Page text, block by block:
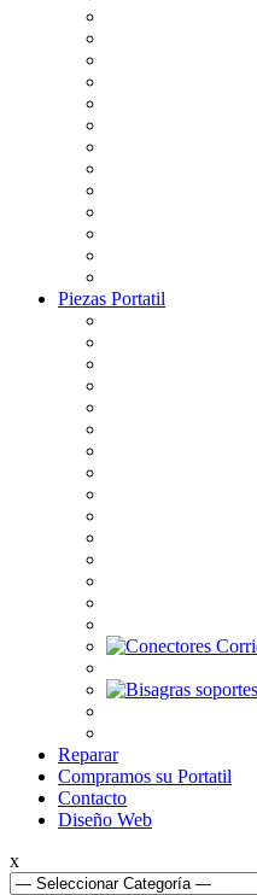
Piezas Portatil
Reparar
Compramos su Portatil
Contacto
Diseño Web
x